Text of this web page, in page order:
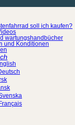
soll ich kaufen?
wartungshandbücher
und Konditionen
Français